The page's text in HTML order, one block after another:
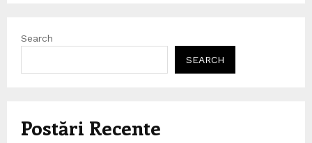
Search
SEARCH
Postări Recente